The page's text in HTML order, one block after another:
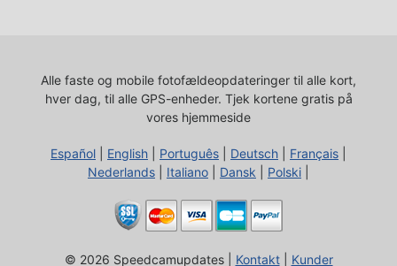
Alle faste og mobile fotofældeopdateringer til alle kort,
hver dag, til alle GPS-enheder. Tjek kortene gratis på
vores hjemmeside
Español English Português Deutsch Français
Nederlands
Italiano Dansk Polski
© 2026 Speedcamupdates | Kontakt| Kunder